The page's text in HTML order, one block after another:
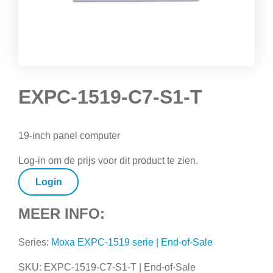
EXPC-1519-C7-S1-T
19-inch panel computer
Log-in om de prijs voor dit product te zien.
Login
MEER INFO:
Series: Moxa EXPC-1519 serie | End-of-Sale
SKU: EXPC-1519-C7-S1-T | End-of-Sale